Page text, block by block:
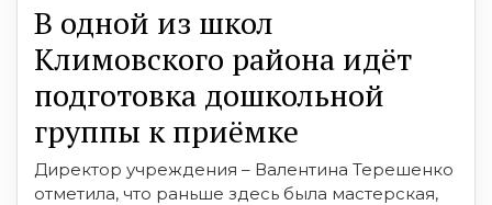
В одной из школ
Климовского района идёт
подготовка дошкольной
группы к приёмке
Директор учреждения – Валентина Терешенко
отметила, что раньше здесь была мастерская,